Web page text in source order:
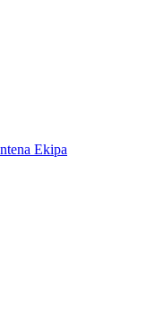
Ekipa